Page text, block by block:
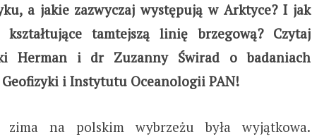
a jakie zazwyczaj występują w Arktyce? I jak
tamtejszą linię brzegową? Czytaj
Herman i dr Zuzanny Świrad o badaniach
i Instytutu Oceanologii PAN!
zima na polskim wybrzeżu była wyjątkowa.